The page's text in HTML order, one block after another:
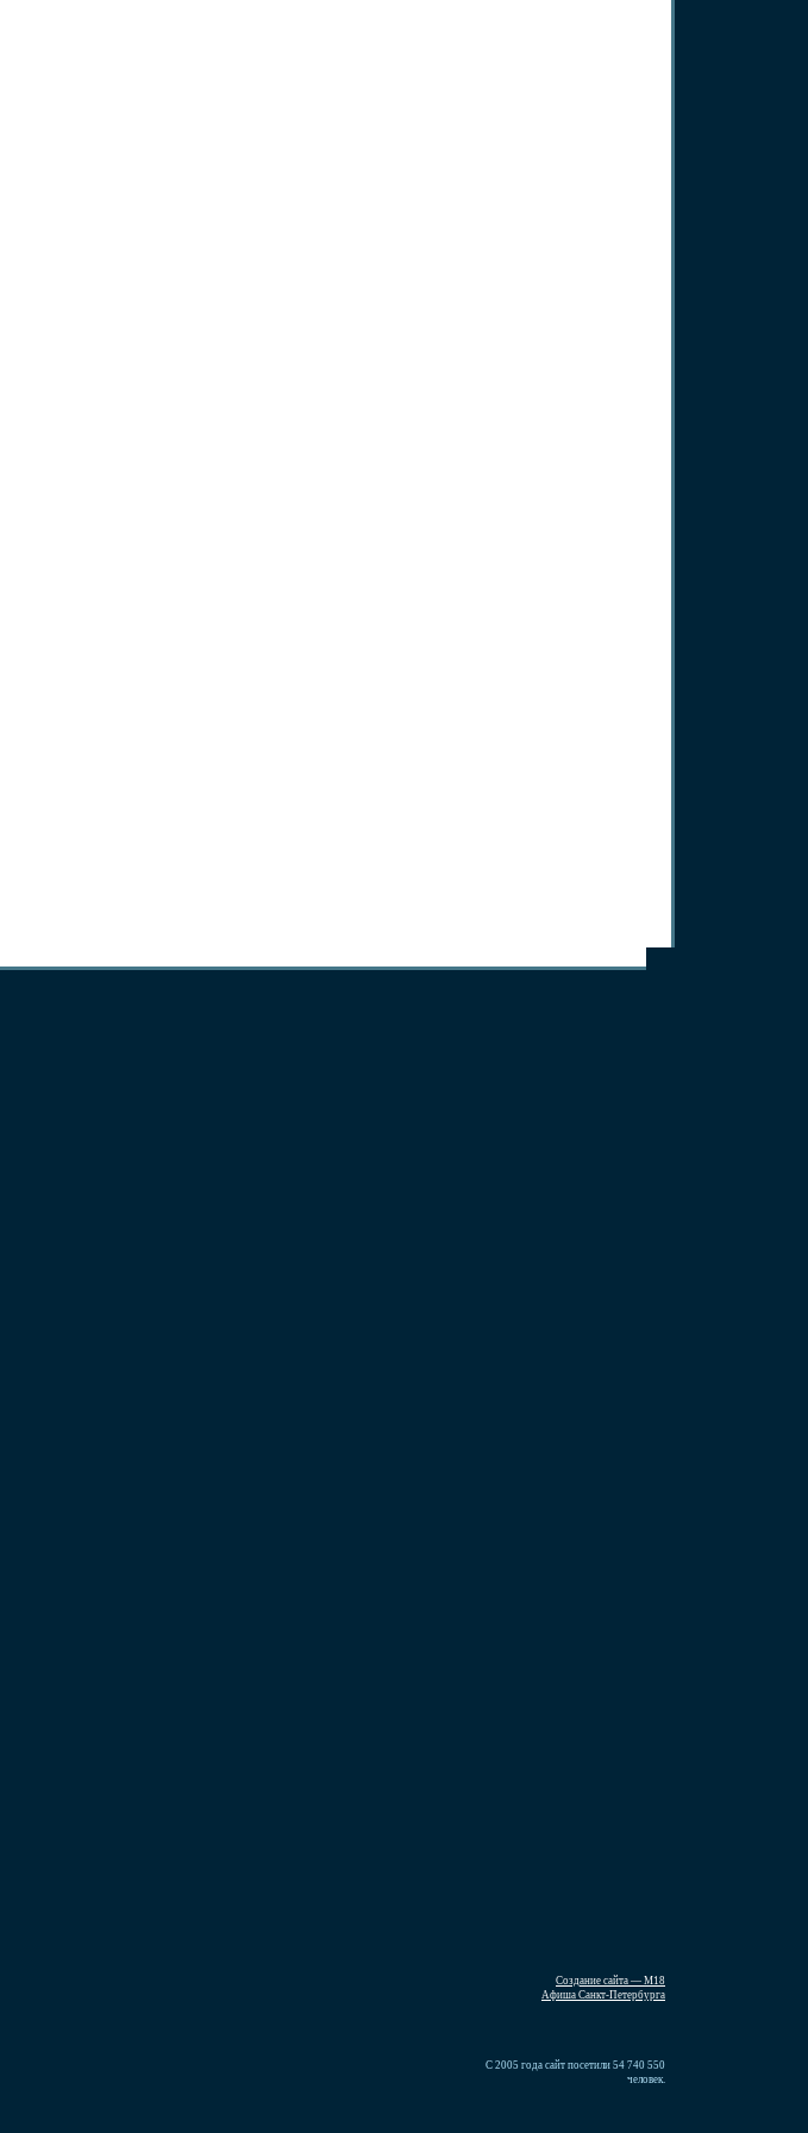
Создание сайта — М18
Афиша Санкт-Петербурга
С 2005 года сайт посетили 54 740 550
человек.